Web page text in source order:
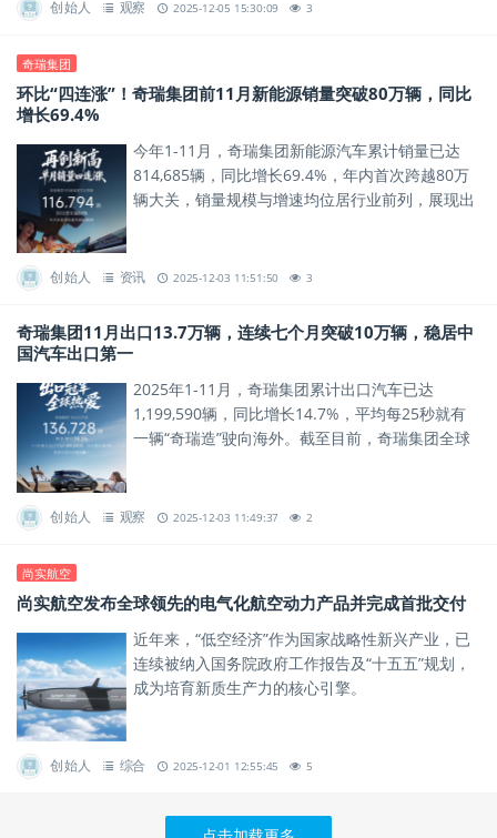
创始人 观察 2025-12-05 15:30:09 3
奇瑞集团
环比“四连涨”！奇瑞集团前11月新能源销量突破80万辆，同比
增长69.4%
今年1-11月，奇瑞集团新能源汽车累计销量已达
814,685辆，同比增长69.4%，年内首次跨越80万
辆大关，销量规模与增速均位居行业前列，展现出
创始人 资讯 2025-12-03 11:51:50 3
奇瑞集团11月出口13.7万辆，连续七个月突破10万辆，稳居中
国汽车出口第一
2025年1-11月，奇瑞集团累计出口汽车已达
1,199,590辆，同比增长14.7%，平均每25秒就有
一辆“奇瑞造”驶向海外。截至目前，奇瑞集团全球
创始人 观察 2025-12-03 11:49:37 2
尚实航空
尚实航空发布全球领先的电气化航空动力产品并完成首批交付
近年来，“低空经济”作为国家战略性新兴产业，已
连续被纳入国务院政府工作报告及“十五五”规划，
成为培育新质生产力的核心引擎。
创始人 综合 2025-12-01 12:55:45 5